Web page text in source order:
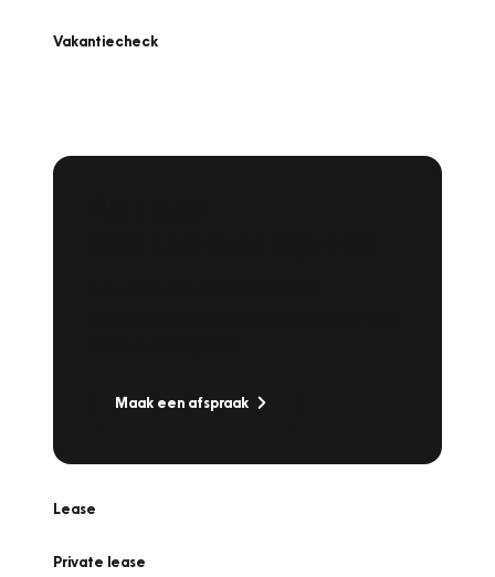
Vakantiecheck
Maak een afspraak
Lease
Private lease